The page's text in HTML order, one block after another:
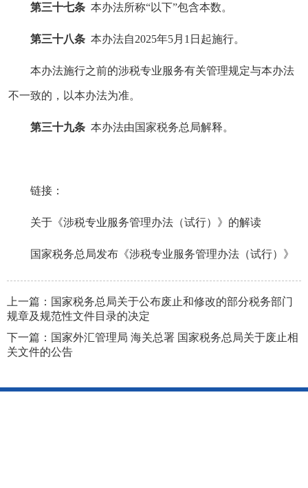
第三十七条 本办法所称“以下”包含本数。
第三十八条 本办法自2025年5月1日起施行。
本办法施行之前的涉税专业服务有关管理规定与本办法
不一致的，以本办法为准。
第三十九条 本办法由国家税务总局解释。
链接：
关于《涉税专业服务管理办法（试行）》的解读
国家税务总局发布《涉税专业服务管理办法（试行）》
上一篇： 国家税务总局关于公布废止和修改的部分税务部门
规章及规范性文件目录的决定
下一篇： 国家外汇管理局 海关总署 国家税务总局关于废止相
关文件的公告